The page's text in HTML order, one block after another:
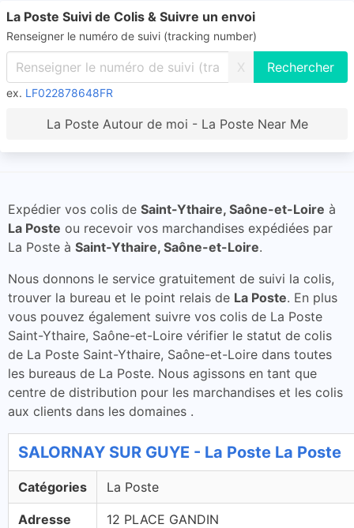
La Poste Suivi de Colis & Suivre un envoi
Renseigner le numéro de suivi (tracking number)
X
ex. LF022878648FR
La Poste Autour de moi - La Poste Near Me
Expédier vos colis de Saint-Ythaire, Saône-et-Loire à
La Poste ou recevoir vos marchandises expédiées par
La Poste à Saint-Ythaire, Saône-et-Loire.
Nous donnons le service gratuitement de suivi la colis,
trouver la bureau et le point relais de La Poste. En plus
vous pouvez également suivre vos colis de La Poste
Saint-Ythaire, Saône-et-Loire vérifier le statut de colis
de La Poste Saint-Ythaire, Saône-et-Loire dans toutes
les bureaus de La Poste. Nous agissons en tant que
centre de distribution pour les marchandises et les colis
aux clients dans les domaines .
SALORNAY SUR GUYE - La Poste La Poste
Catégories La Poste
Adresse
12 PLACE GANDIN